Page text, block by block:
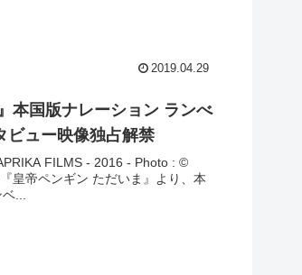
2019.04.29
本国版ナレーション ランべ
ビュー映像独占解禁
FILMS - 2016 - Photo : ©
皇帝ペンギン ただいま』より、本
...